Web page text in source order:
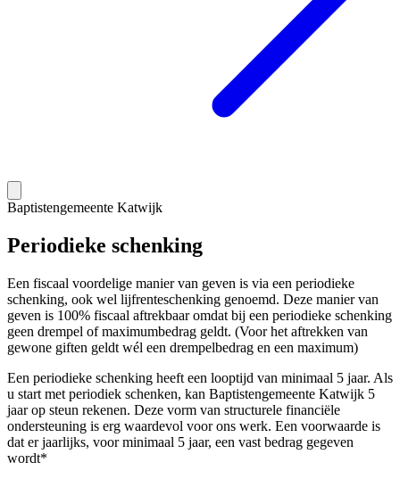
Baptistengemeente Katwijk
Periodieke schenking
Een fiscaal voordelige manier van geven is via een periodieke
schenking, ook wel lijfrenteschenking genoemd. Deze manier van
geven is 100% fiscaal aftrekbaar omdat bij een periodieke schenking
geen drempel of maximumbedrag geldt. (Voor het aftrekken van
gewone giften geldt wél een drempelbedrag en een maximum)
Een periodieke schenking heeft een looptijd van minimaal 5 jaar. Als
u start met periodiek schenken, kan Baptistengemeente Katwijk 5
jaar op steun rekenen. Deze vorm van structurele financiële
ondersteuning is erg waardevol voor ons werk. Een voorwaarde is
dat er jaarlijks, voor minimaal 5 jaar, een vast bedrag gegeven
wordt*